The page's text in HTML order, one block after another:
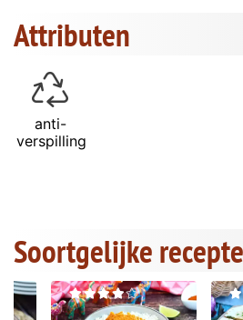
Attributen
anti-
verspilling
Soortgelijke